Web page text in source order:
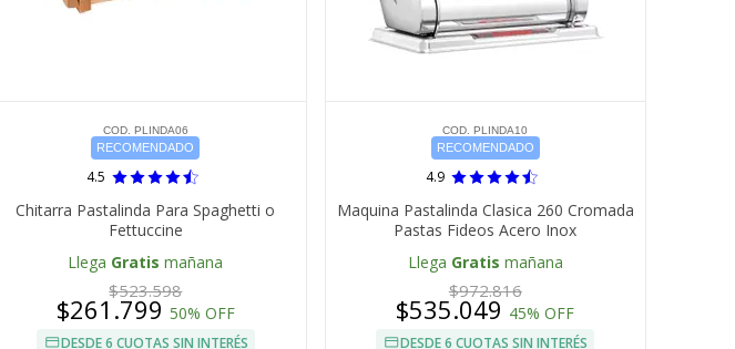
COD. PLINDA06
RECOMENDADO
4.5
Chitarra Pastalinda Para Spaghetti o
Fettuccine
Llega Gratis mañana
$523.598
$261.799 50% OFF
DESDE 6 CUOTAS SIN INTERÉS
COD. PLINDA10
RECOMENDADO
4.9
Maquina Pastalinda Clasica 260 Cromada
Pastas Fideos Acero Inox
Llega Gratis mañana
$972.816
$535.049 45% OFF
DESDE 6 CUOTAS SIN INTERÉS